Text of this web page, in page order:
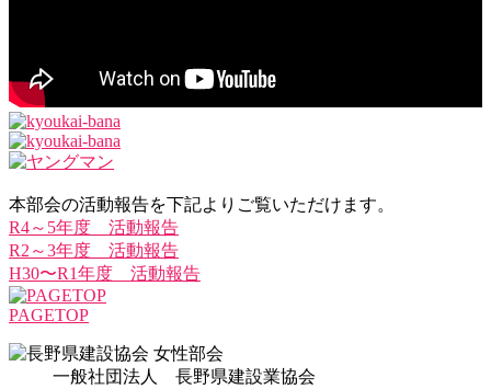
本部会の活動報告を下記よりご覧いただけます。
R4～5年度 活動報告
R2～3年度 活動報告
H30〜R1年度 活動報告
PAGETOP
一般社団法人 長野県建設業協会